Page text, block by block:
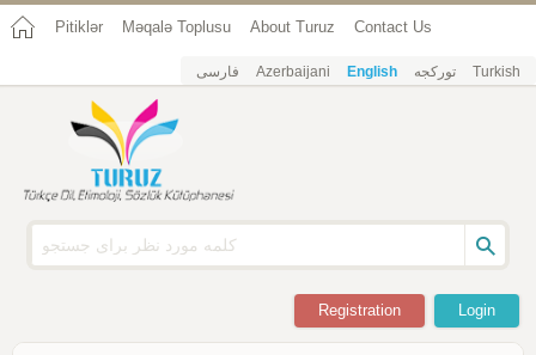
Pitiklər Məqalə Toplusu About Turuz Contact Us
فارسی Azerbaijani English تورکجه Turkish
Login
Registration